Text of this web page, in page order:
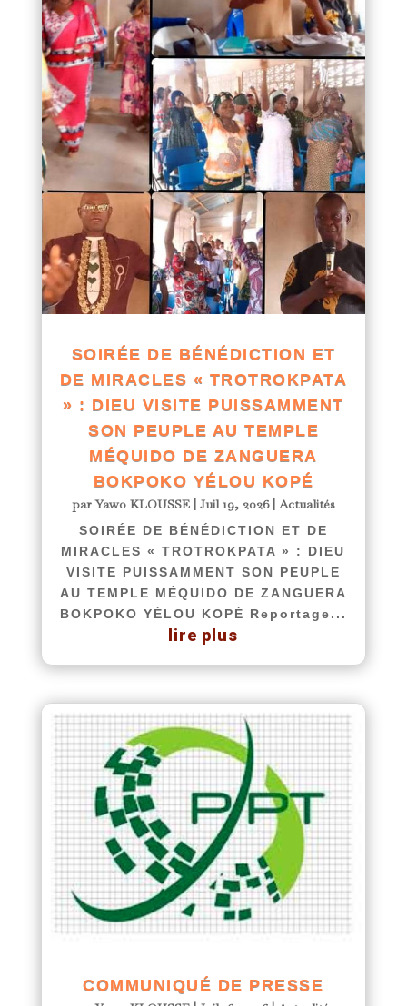
SOIRÉE DE BÉNÉDICTION ET
DE MIRACLES « TROTROKPATA
» : DIEU VISITE PUISSAMMENT
SON PEUPLE AU TEMPLE
MÉQUIDO DE ZANGUERA
BOKPOKO YÉLOU KOPÉ
parYawo KLOUSSE| Juil 19, 2026|Actualités
SOIRÉE DE BÉNÉDICTION ET DE
MIRACLES « TROTROKPATA » : DIEU
VISITE PUISSAMMENT SON PEUPLE
AU TEMPLE MÉQUIDO DE ZANGUERA
BOKPOKO YÉLOU KOPÉ Reportage...
lire plus
COMMUNIQUÉ DE PRESSE